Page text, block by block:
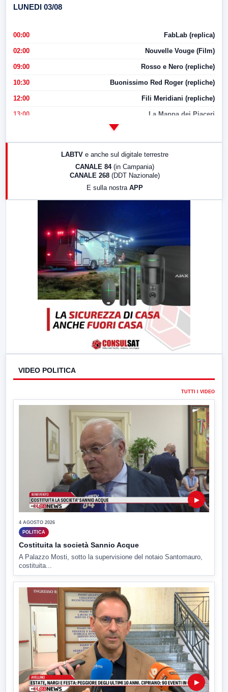
LUNEDI 03/08
00:00 FabLab (replica)
02:00 Nouvelle Vouge (Film)
09:00 Rosso e Nero (repliche)
10:30 Buonissimo Red Roger (repliche)
12:00 Fili Meridiani (repliche)
13:00 La Mappa dei Piaceri
LABTV e anche sul digitale terrestre
CANALE 84 (in Campania)
CANALE 268 (DDT Nazionale)
E sulla nostra APP
VIDEO POLITICA
TUTTI I VIDEO
▶
4 AGOSTO 2026
POLITICA
Costituita la società Sannio Acque
A Palazzo Mosti, sotto la supervisione del notaio Santomauro,
costituita...
▶